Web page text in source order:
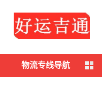
物流专线导航